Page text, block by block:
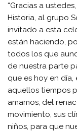
“Gracias a
Historia, al grupo
invitado a esta
están haciendo,
todos los que
de nuestra parte
que es hoy en
aquellos tiempos
amamos, del
movimiento, sus
niños, para que